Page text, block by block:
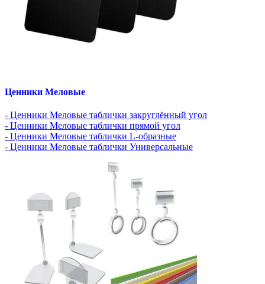
Ценники Меловые
- Ценники Меловые таблички закруглённый угол
- Ценники Меловые таблички прямой угол
- Ценники Меловые таблички L-образные
- Ценники Меловые таблички Универсальные